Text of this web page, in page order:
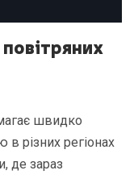
швидко
в різних регіонах
де зараз